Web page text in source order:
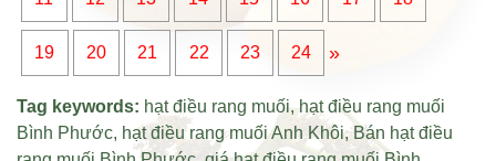
19 20 21 22 23 24 »
Tag keywords: hạt điều rang muối,hạt điều rang muối
Bình Phước, hạt điều rang muối Anh Khôi, Bán hạt điều